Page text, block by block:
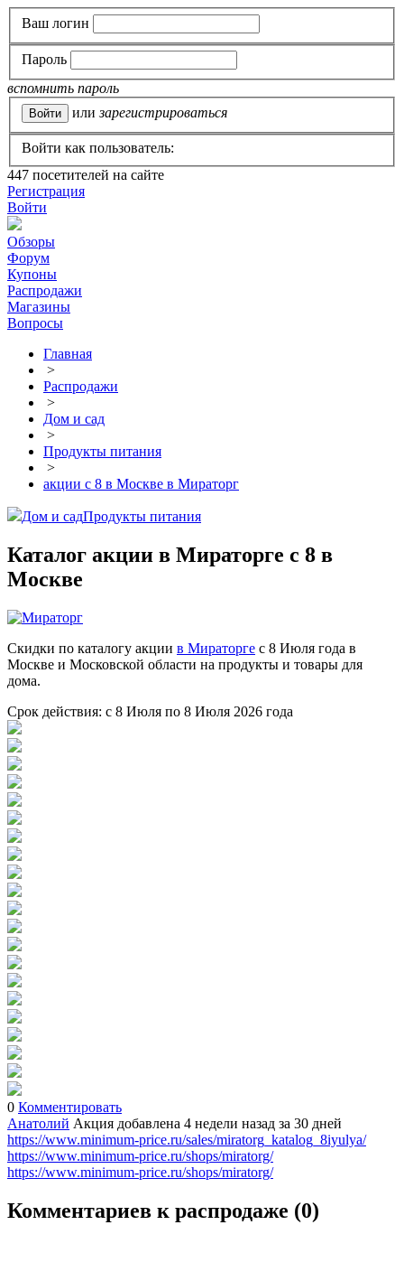
Ваш логин
Пароль
вспомнить пароль
или зарегистрироваться
Войти как пользователь:
447 посетителей на сайте
Регистрация
Войти
Обзоры
Форум
Купоны
Распродажи
Магазины
Вопросы
Главная
>
Распродажи
>
Дом и сад
>
Продукты питания
>
акции с 8 в Москве в Мираторг
Дом и садПродукты питания
Каталог акции в Мираторге с 8 в
Москве
Скидки по каталогу акции в Мираторге с 8 Июля года в
Москве и Московской области на продукты и товары для
дома.
Срок действия: с 8 Июля по 8 Июля 2026 года
0 Комментировать
Анатолий Акция добавлена 4 недели назад за 30 дней
https://www.minimum-price.ru/sales/miratorg_katalog_8iyulya/
https://www.minimum-price.ru/shops/miratorg/
https://www.minimum-price.ru/shops/miratorg/
Комментариев к распродаже (0)